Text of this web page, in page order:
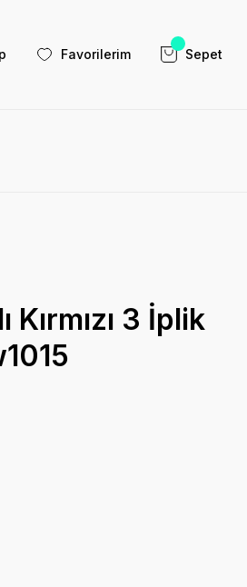
Favorilerim Sepet
Kırmızı 3 İplik